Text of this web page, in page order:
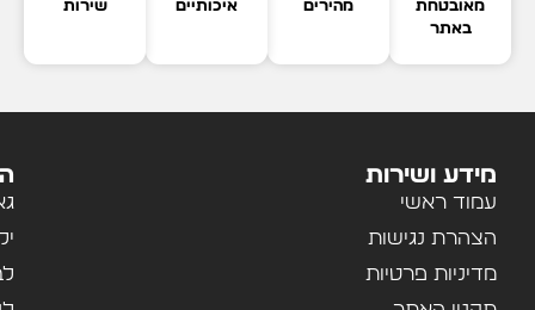
מאובטחת
באתר
מהירים
איכותיים
שירות
מידע ושירות
עמוד ראשי
הצהרת נגישות
מדיניות פרטיות